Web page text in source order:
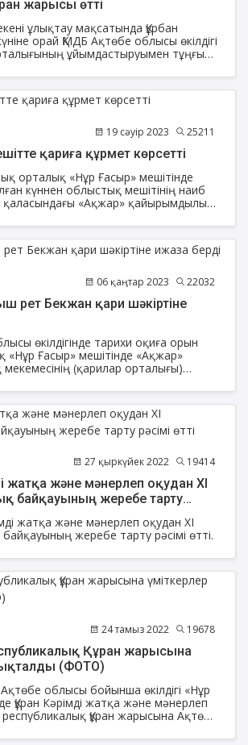
жарысы өтті
ұлықтау мақсатында Құрбан
орай ҚМДБ Ақтөбе облысы өкілдігі
ұйымдастыруымен тұңғыш
19 сәуір 2023 25211
қариға құрмет көрсетті
орталық «Нұр Ғасыр» мешітінде
күннен облыстық мешітінің наиб
«Ақжар» қайырымдылық
тарауих намазын жүргізіп
Қадір түні қарсаңында Бекжан қари
хатым етті.
06 қаңтар 2023 22032
рет Бекжан қари шәкіртіне
өкілдігінде тарихи оқиға орын
Ғасыр» мешітінде «Ақжар»
(қарилар орталығы)
Әлденовтың шәкіртіне ижаза
түрде өтті.
27 қыркүйек 2022 19414
жатқа және мәнерлеп оқудан ХІ
байқауының жеребе тарту
жатқа және мәнерлеп оқудан ХІ
жеребе тарту рәсімі өтті.
24 тамыз 2022 19678
Құран жарысына
(ФОТО)
облысы бойынша өкілдігі «Нұр
Құран Кәрімді жатқа және мәнерлеп
Құран жарысына Ақтөбе